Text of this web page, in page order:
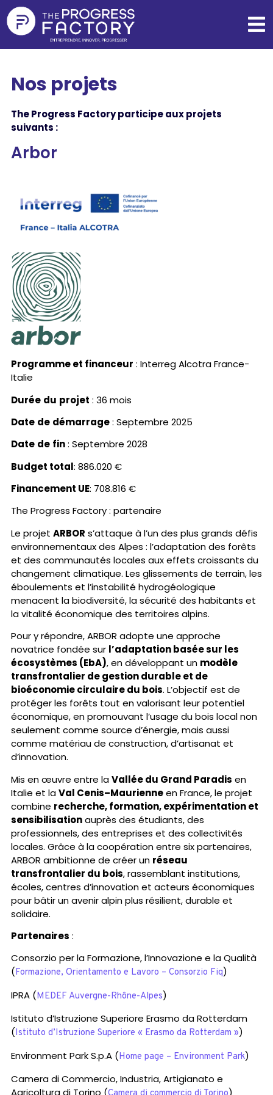
Nos projets
The Progress Factory participe aux projets
suivants :
Arbor
Programme et financeur : Interreg Alcotra France-
Italie
Durée du projet : 36 mois
Date de démarrage: Septembre 2025
Date de fin: Septembre 2028
Budget total: 886.020 €
Financement UE: 708.816 €
The Progress Factory : partenaire
Le projet ARBOR s’attaque à l’un des plus grands défis
environnementaux des Alpes : l’adaptation des forêts
et des communautés locales aux effets croissants du
changement climatique. Les glissements de terrain, les
éboulements et l’instabilité hydrogéologique
menacent la biodiversité, la sécurité des habitants et
la vitalité économique des territoires alpins.
Pour y répondre, ARBOR adopte une approche
novatrice fondée sur l’adaptation basée sur les
écosystèmes (EbA), en développant un modèle
transfrontalier de gestion durable et de
bioéconomie circulaire du bois. L’objectif est de
protéger les forêts tout en valorisant leur potentiel
économique, en promouvant l’usage du bois local non
seulement comme source d’énergie, mais aussi
comme matériau de construction, d’artisanat et
d’innovation.
Mis en œuvre entre laVallée du Grand Paradis en
Italie et laVal Cenis–Maurienneen France, le projet
combine recherche, formation, expérimentation et
sensibilisationauprès des étudiants, des
professionnels, des entreprises et des collectivités
locales. Grâce à la coopération entre six partenaires,
ARBOR ambitionne de créer un réseau
transfrontalier du bois, rassemblant institutions,
écoles, centres d’innovation et acteurs économiques
pour bâtir un avenir alpin plus résilient, durable et
solidaire.
Partenaires :
Consorzio per la Formazione, l’Innovazione e la Qualità
(Formazione, Orientamento e Lavoro – Consorzio Fiq)
IPRA (MEDEF Auvergne-Rhône-Alpes)
Istituto d’Istruzione Superiore Erasmo da Rotterdam
(Istituto d’Istruzione Superiore « Erasmo da Rotterdam »)
Environment Park S.p.A (Home page – Environment Park)
Camera di Commercio, Industria, Artigianato e
Agricoltura di Torino (
)